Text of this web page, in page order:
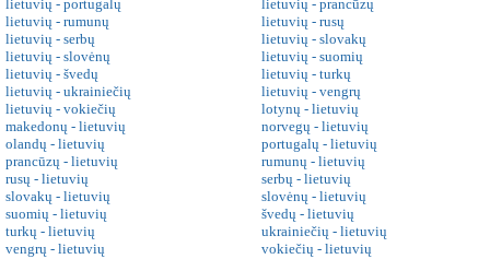
lietuvių - portugalų
lietuvių - prancūzų
lietuvių - rumunų
lietuvių - rusų
lietuvių - serbų
lietuvių - slovakų
lietuvių - slovėnų
lietuvių - suomių
lietuvių - švedų
lietuvių - turkų
lietuvių - ukrainiečių
lietuvių - vengrų
lietuvių - vokiečių
lotynų - lietuvių
makedonų - lietuvių
norvegų - lietuvių
olandų - lietuvių
portugalų - lietuvių
prancūzų - lietuvių
rumunų - lietuvių
rusų - lietuvių
serbų - lietuvių
slovakų - lietuvių
slovėnų - lietuvių
suomių - lietuvių
švedų - lietuvių
turkų - lietuvių
ukrainiečių - lietuvių
vengrų - lietuvių
vokiečių - lietuvių